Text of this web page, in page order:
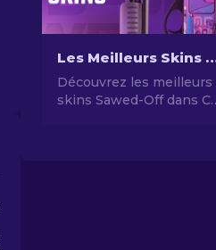
Les Meilleurs Skins Sawed-Off dans CS2 :
Découvrez les meilleurs
skins Sawed-Off dans